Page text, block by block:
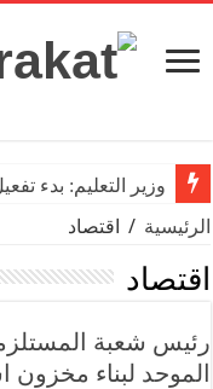
التعليم: بدء تفعيل دور
/ اقتصاد
شعبة
لبناء مخزون